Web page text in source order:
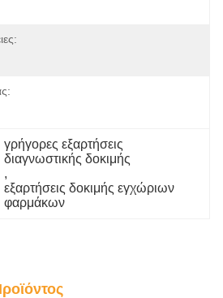
γρήγορες εξαρτήσεις
διαγνωστικής δοκιμής
,
εξαρτήσεις δοκιμής εγχώριων
φαρμάκων